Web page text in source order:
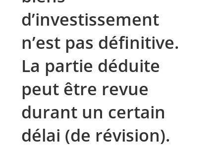
d’investissement
n’est pas définitive.
La partie déduite
peut être revue
durant un certain
délai (de révision).